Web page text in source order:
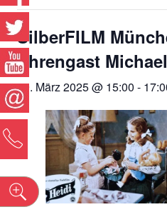
SilberFILM
Ehrengast
19. März 2025 @ 15:00 -